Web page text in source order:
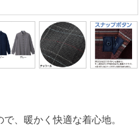
、暖かく快適な着心地。